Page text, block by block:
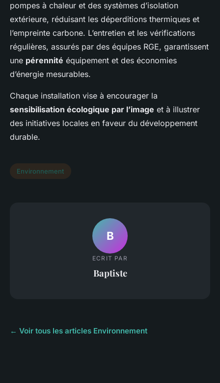
pompes à chaleur et des systèmes d’isolation
extérieure, réduisant les déperditions thermiques et
l’empreinte carbone. L’entretien et les vérifications
régulières, assurés par des équipes RGE, garantissent
une pérennité équipement et des économies
d’énergie mesurables.
Chaque installation vise à encourager la
sensibilisation écologique par l’image et à illustrer
des initiatives locales en faveur du développement
durable.
Environnement
B
ECRIT PAR
Baptiste
← Voir tous les articles Environnement